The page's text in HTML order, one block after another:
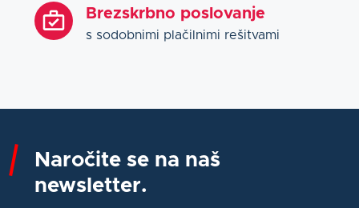
Brezskrbno poslovanje
s sodobnimi plačilnimi rešitvami
Naročite se na naš
newsletter.